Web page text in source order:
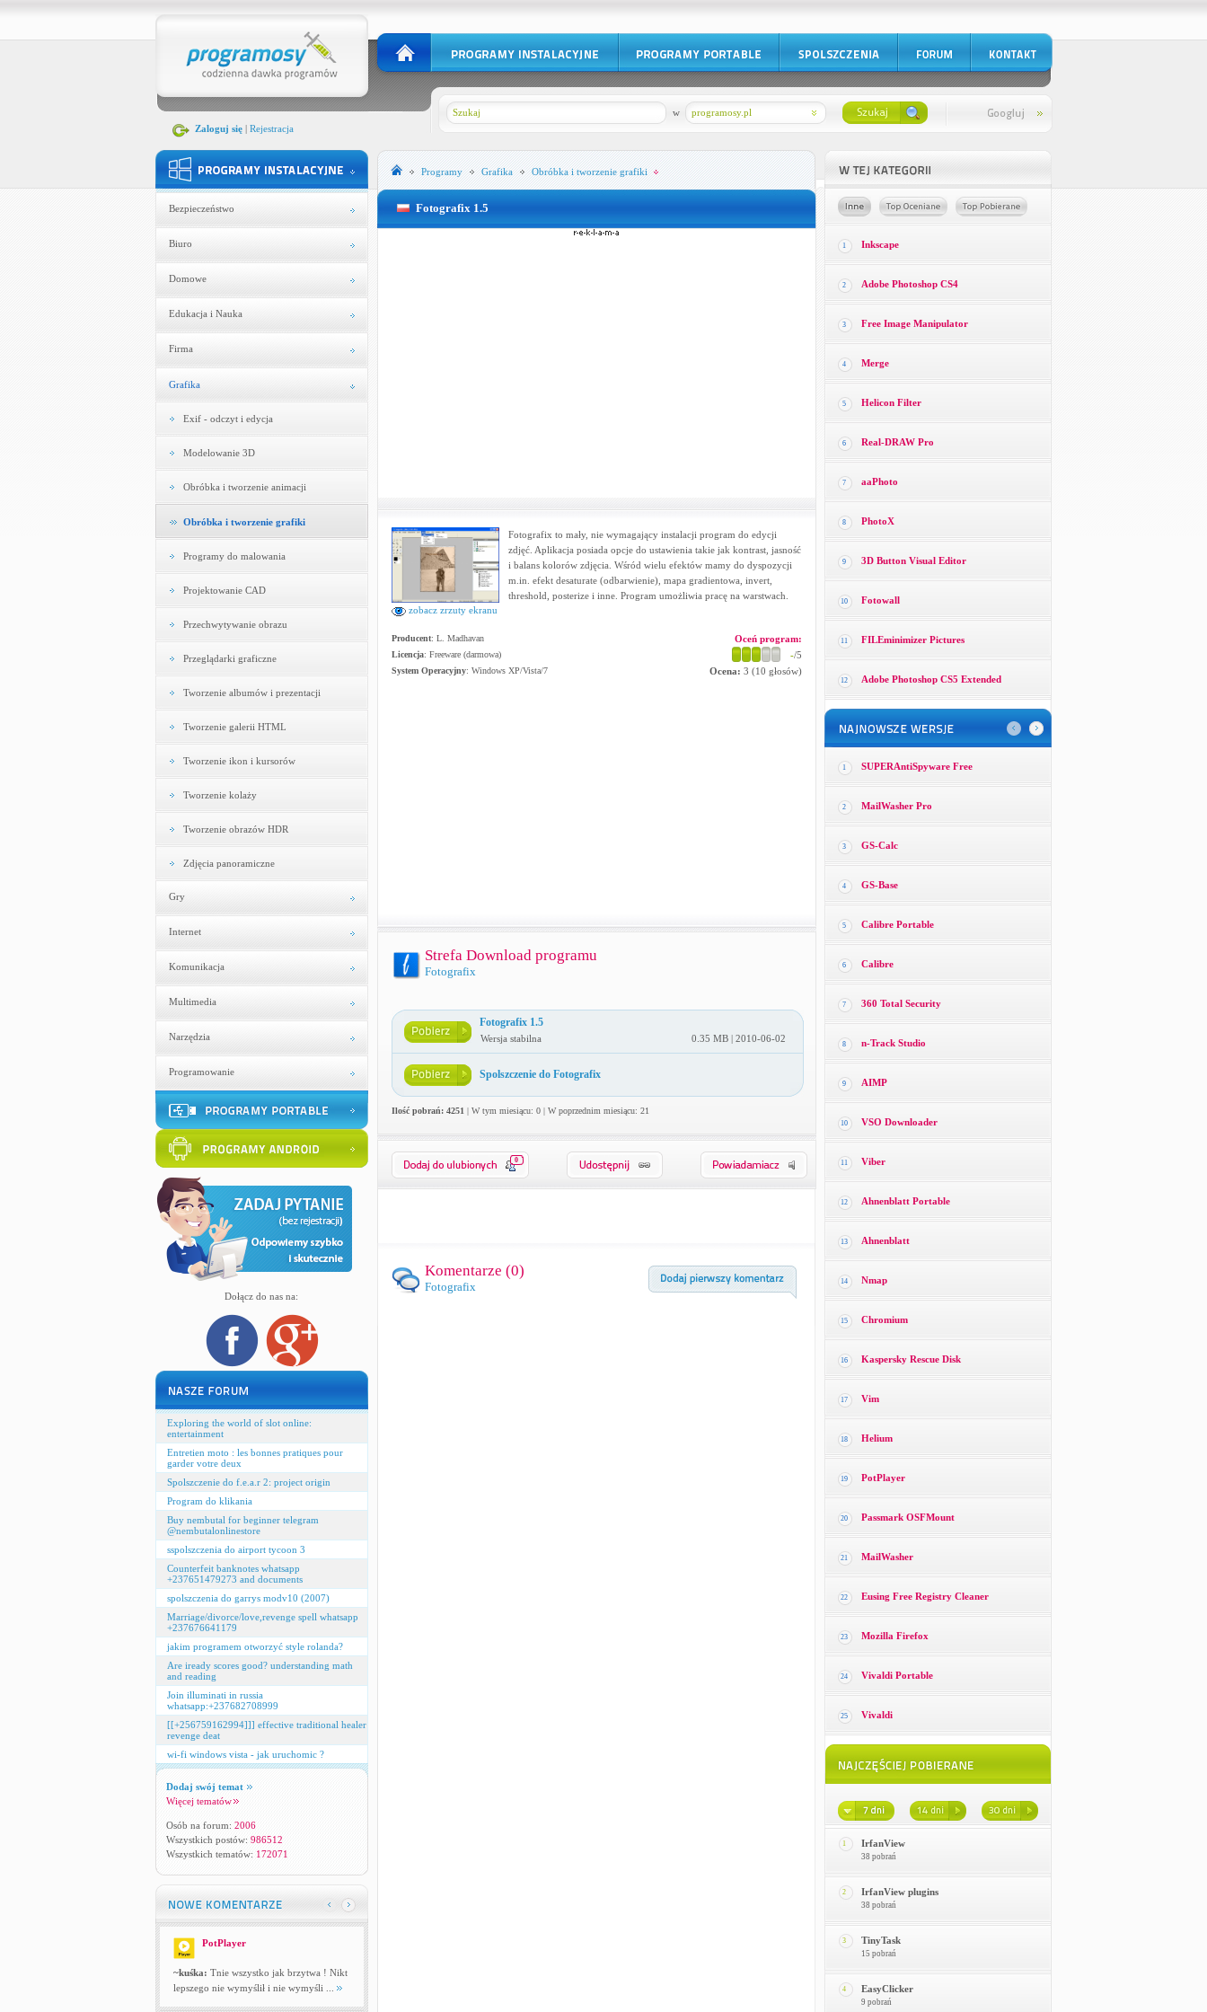
Zaloguj się| Rejestracja
programosy.pl
w
Bezpieczeństwo
Biuro
Domowe
Edukacja i Nauka
Firma
Grafika
Exif - odczyt i edycja
Modelowanie 3D
Obróbka i tworzenie animacji
Obróbka i tworzenie grafiki
Programy do malowania
Projektowanie CAD
Przechwytywanie obrazu
Przeglądarki graficzne
Tworzenie albumów i prezentacji
Tworzenie galerii HTML
Tworzenie ikon i kursorów
Tworzenie kolaży
Tworzenie obrazów HDR
Zdjęcia panoramiczne
Gry
Internet
Komunikacja
Multimedia
Narzędzia
Programowanie
Dołącz do nas na:
Exploring the world of slot online:
entertainment
Entretien moto : les bonnes pratiques pour
garder votre deux
Spolszczenie do f.e.a.r 2: project origin
Program do klikania
Buy nembutal for beginner telegram
@nembutalonlinestore
sspolszczenia do airport tycoon 3
Counterfeit banknotes whatsapp
+237651479273 and documents
spolszczenia do garrys modv10 (2007)
Marriage/divorce/love,revenge spell whatsapp
+237676641179
jakim programem otworzyć style rolanda?
Are iready scores good? understanding math
and reading
Join illuminati in russia
whatsapp:+237682708999
[[+256759162994]]] effective traditional healer
revenge deat
wi-fi windows vista - jak uruchomic ?
Dodaj swój temat
Więcej tematów
Osób na forum: 2006
Wszystkich postów: 986512
Wszystkich tematów: 172071
PotPlayer
~kuśka: Tnie wszystko jak brzytwa ! Nikt
lepszego nie wymyślił i nie wymyśli ...
Programy Grafika Obróbka i tworzenie grafiki
Fotografix 1.5
zobacz zrzuty ekranu
Fotografix to mały, nie wymagający instalacji program do edycji
zdjęć. Aplikacja posiada opcje do ustawienia takie jak kontrast, jasność
i balans kolorów zdjęcia. Wśród wielu efektów mamy do dyspozycji
m.in. efekt desaturate (odbarwienie), mapa gradientowa, invert,
threshold, posterize i inne. Program umożliwia pracę na warstwach.
Producent: L. Madhavan
Licencja: Freeware (darmowa)
System Operacyjny: Windows XP/Vista/7
Oceń program:
-/5
Ocena: 3 (10 głosów)
Strefa Download programu
Fotografix
Fotografix 1.5
Wersja stabilna 0.35 MB | 2010-06-02
Spolszczenie do Fotografix
Ilość pobrań: 4251 | W tym miesiącu: 0 | W poprzednim miesiącu: 21
0
Komentarze (0)
Fotografix
1 Inkscape
2 Adobe Photoshop CS4
3 Free Image Manipulator
4 Merge
5 Helicon Filter
6 Real-DRAW Pro
7 aaPhoto
8 PhotoX
9 3D Button Visual Editor
10 Fotowall
11 FILEminimizer Pictures
12 Adobe Photoshop CS5 Extended
1 SUPERAntiSpyware Free
2 MailWasher Pro
3 GS-Calc
4 GS-Base
5 Calibre Portable
6 Calibre
7 360 Total Security
8 n-Track Studio
9 AIMP
10 VSO Downloader
11 Viber
12 Ahnenblatt Portable
13 Ahnenblatt
14 Nmap
15 Chromium
16 Kaspersky Rescue Disk
17 Vim
18 Helium
19 PotPlayer
20 Passmark OSFMount
21 MailWasher
22 Eusing Free Registry Cleaner
23 Mozilla Firefox
24 Vivaldi Portable
25 Vivaldi
1 IrfanView
38 pobrań
2 IrfanView plugins
38 pobrań
3 TinyTask
15 pobrań
4 EasyClicker
9 pobrań